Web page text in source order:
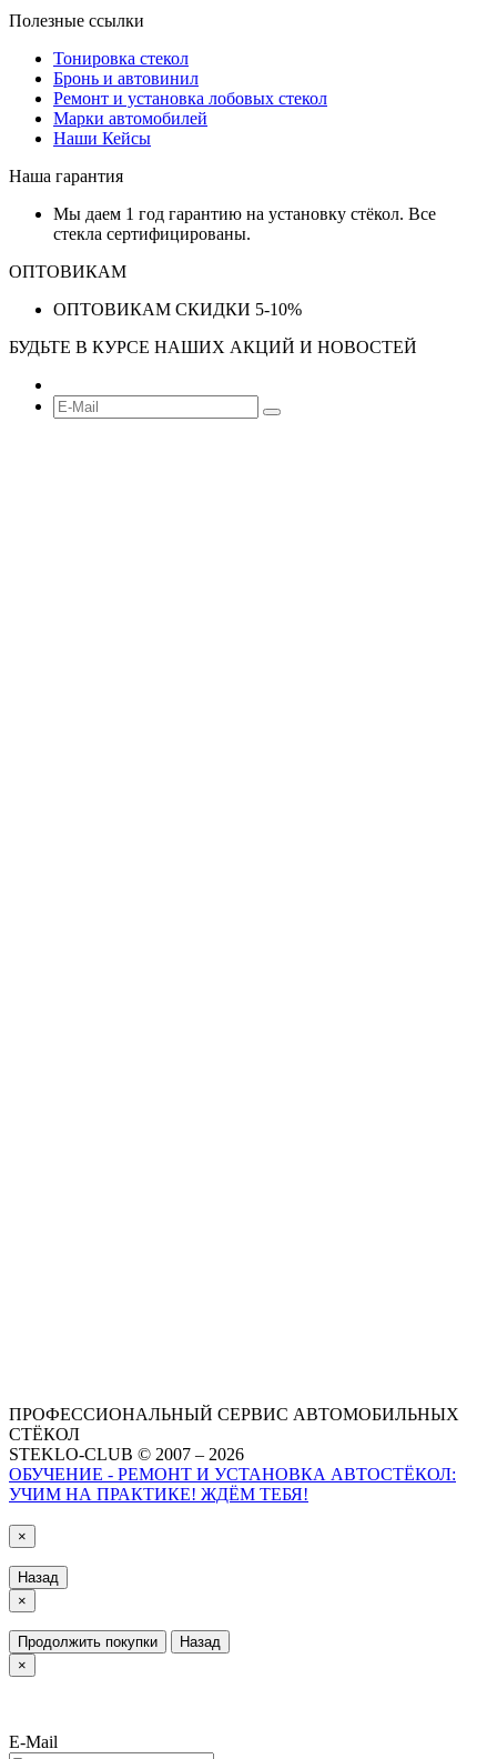
Полезные ссылки
Тонировка стекол
Бронь и автовинил
Ремонт и установка лобовых стекол
Марки автомобилей
Наши Кейсы
Наша гарантия
Мы даем 1 год гарантию на установку стёкол. Все
стекла сертифицированы.
ОПТОВИКАМ
ОПТОВИКАМ СКИДКИ 5-10%
БУДЬТЕ В КУРСЕ НАШИХ АКЦИЙ И НОВОСТЕЙ
ПРОФЕССИОНАЛЬНЫЙ СЕРВИС АВТОМОБИЛЬНЫХ
СТЁКОЛ
STEKLO-CLUB © 2007 – 2026
ОБУЧЕНИЕ - РЕМОНТ И УСТАНОВКА АВТОСТЁКОЛ:
УЧИМ НА ПРАКТИКЕ! ЖДЁМ ТЕБЯ!
×
Назад
×
Продолжить покупки
Назад
×
E-Mail